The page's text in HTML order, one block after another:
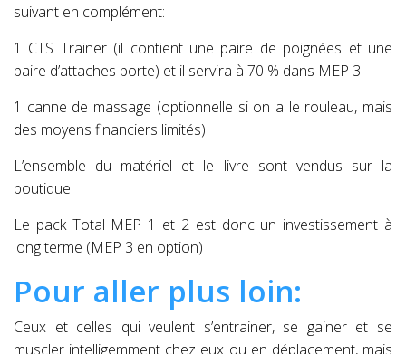
suivant en complément:
1 CTS Trainer (il contient une paire de poignées et une
paire d’attaches porte) et il servira à 70 % dans MEP 3
1 canne de massage (optionnelle si on a le rouleau, mais
des moyens financiers limités)
L’ensemble du matériel et le livre sont vendus sur la
boutique
Le pack Total MEP 1 et 2 est donc un investissement à
long terme (MEP 3 en option)
Pour aller plus loin:
Ceux et celles qui veulent s’entrainer, se gainer et se
muscler intelligemment chez eux ou en déplacement, mais